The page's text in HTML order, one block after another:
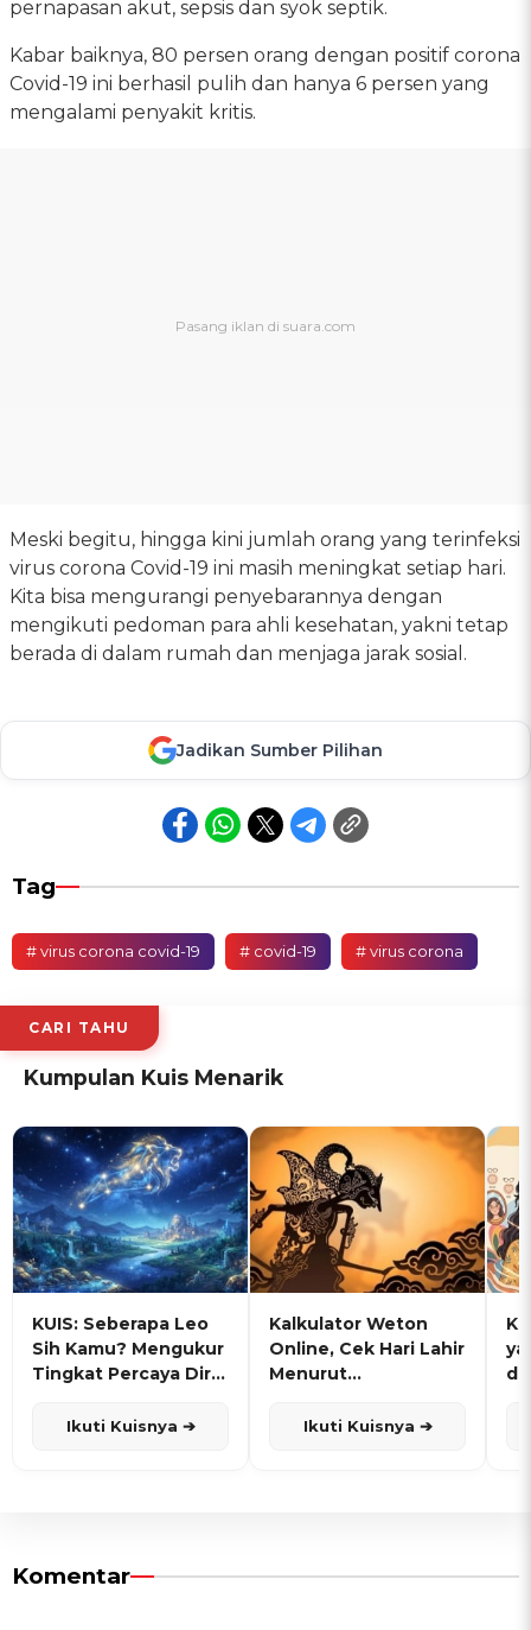
pernapasan akut, sepsis dan syok septik.
Kabar baiknya, 80 persen orang dengan positif corona
Covid-19 ini berhasil pulih dan hanya 6 persen yang
mengalami penyakit kritis.
Meski begitu, hingga kini jumlah orang yang terinfeksi
virus corona Covid-19 ini masih meningkat setiap hari.
Kita bisa mengurangi penyebarannya dengan
mengikuti pedoman para ahli kesehatan, yakni tetap
berada di dalam rumah dan menjaga jarak sosial.
Jadikan Sumber Pilihan
Tag
# virus corona covid-19 # covid-19 # virus corona
CARI TAHU
Kumpulan Kuis Menarik
KUIS: Seberapa Leo
Sih Kamu? Mengukur
Tingkat Percaya Diri
Ikuti Kuisnya ➔
Kalkulator Weton
Online, Cek Hari Lahir
Menurut
Ikuti Kuisnya ➔
Komentar